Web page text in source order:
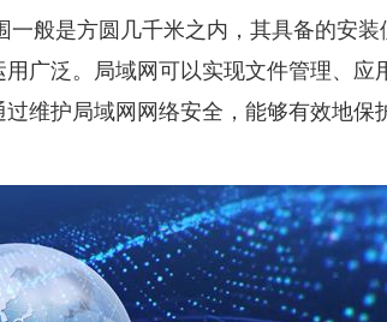
般是方圆几千米之内，其具备的安装
广泛。局域网可以实现文件管理、应
维护局域网网络安全，能够有效地保